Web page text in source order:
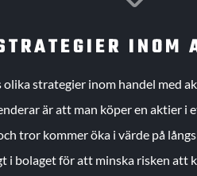
INOM
olika strategier inom handel med
är att man köper en aktier i
tror kommer öka i värde på
i bolaget för att minska risken att